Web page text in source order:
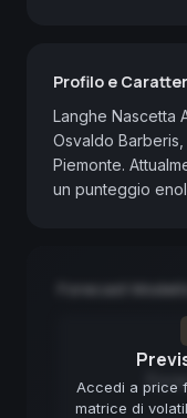
Profilo e
Langhe Nascetta
Osvaldo
Piemonte.
un punteggio
Accedi a price
matrice di
Forecast